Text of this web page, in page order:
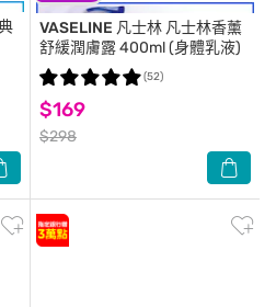
VASELINE 凡士林 凡士林香薰
舒緩潤膚露 400ml (身體乳液)
$169
$298
(52)